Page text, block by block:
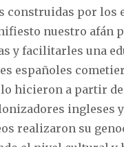
construidas por los
nuestro afán
y facilitarles una
españoles
hicieron a partir de
ingleses y
realizaron su